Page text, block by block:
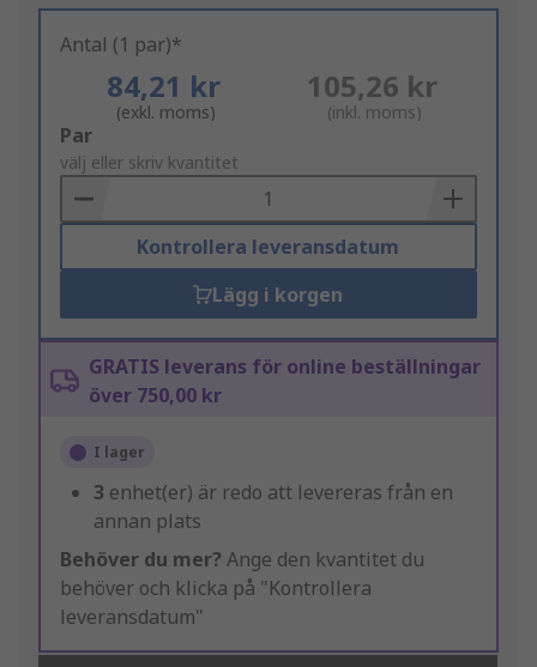
Antal (1 par)*
84,21 kr
(exkl. moms)
105,26 kr
(inkl. moms)
Add
to
Basket
Par
välj eller skriv kvantitet
Kontrollera leveransdatum
Lägg i korgen
GRATIS leverans för online beställningar
över 750,00 kr
I lager
3 enhet(er) är redo att levereras från en
annan plats
Behöver du mer? Ange den kvantitet du
behöver och klicka på "Kontrollera
leveransdatum"